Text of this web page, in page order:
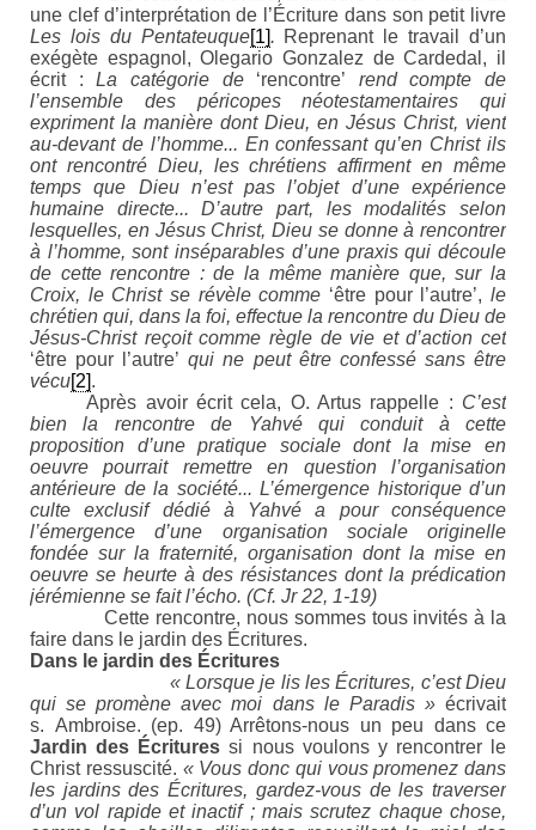
une clef d’interprétation de l’Écriture dans son petit livre
Les lois du Pentateuque[1]. Reprenant le travail d’un
exégète espagnol, Olegario Gonzalez de Cardedal, il
écrit :La catégorie de ‘rencontre’ rend compte de
l’ensemble des péricopes néotestamentaires qui
expriment la manière dont Dieu, en Jésus Christ, vient
au-devant de l’homme... En confessant qu’en Christ ils
ont rencontré Dieu, les chrétiens affirment en même
temps que Dieu n’est pas l’objet d’une expérience
humaine directe... D’autre part, les modalités selon
lesquelles, en Jésus Christ, Dieu se donne à rencontrer
à l’homme, sont inséparables d’une praxis qui découle
de cette rencontre : de la même manière que, sur la
Croix, le Christ se révèle comme ‘être pour l’autre’, le
chrétien qui, dans la foi, effectue la rencontre du Dieu de
Jésus-Christ reçoit comme règle de vie et d’action cet
‘être pour l’autre’ qui ne peut être confessé sans être
vécu[2].
Après avoir écrit cela, O. Artus rappelle : C’est
bien la rencontre de Yahvé qui conduit à cette
proposition d’une pratique sociale dont la mise en
oeuvre pourrait remettre en question l’organisation
antérieure de la société... L’émergence historique d’un
culte exclusif dédié à Yahvé a pour conséquence
l’émergence d’une organisation sociale originelle
fondée sur la fraternité, organisation dont la mise en
oeuvre se heurte à des résistances dont la prédication
jérémienne se fait l’écho. (Cf. Jr 22, 1-19)
Cette rencontre, nous sommes tous invités à la
faire dans le jardin des Écritures.
Dans le jardin des Écritures
« Lorsque je lis les Écritures, c’est Dieu
qui se promène avec moi dans le Paradis »écrivait
s. Ambroise. (ep. 49) Arrêtons-nous un peu dans ce
Jardin des Écritures si nous voulons y rencontrer le
Christ ressuscité. « Vous donc qui vous promenez dans
les jardins des Écritures, gardez-vous de les traverser
d’un vol rapide et inactif ; mais scrutez chaque chose,